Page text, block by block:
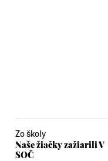
Zo školy
Naše žiačky zažiarili V
SOČ